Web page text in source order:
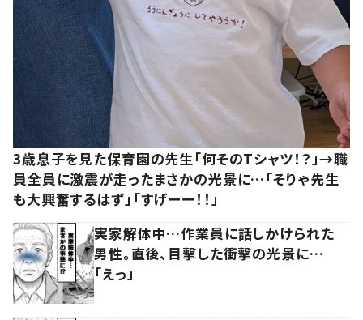
3歳息子を見た保育園の先生「何そのTシャツ！？」→職
員全員に激震が走ったまさかの光景に…「そりゃ先生
も大興奮するはず」「すげーー！！」
実家解体中…作業員に話しかけられた
男性。直後、目撃した衝撃の光景に…
「えっ」